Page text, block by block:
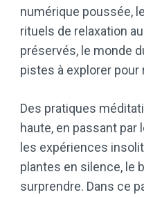
numérique poussée,
rituels de relaxation
préservés, le monde
pistes à explorer
Des pratiques
haute, en passant
les expériences
plantes en silence, le
surprendre. Dans ce